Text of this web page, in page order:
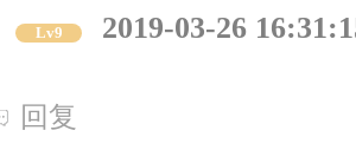
Lv9
2019-03-26
回复